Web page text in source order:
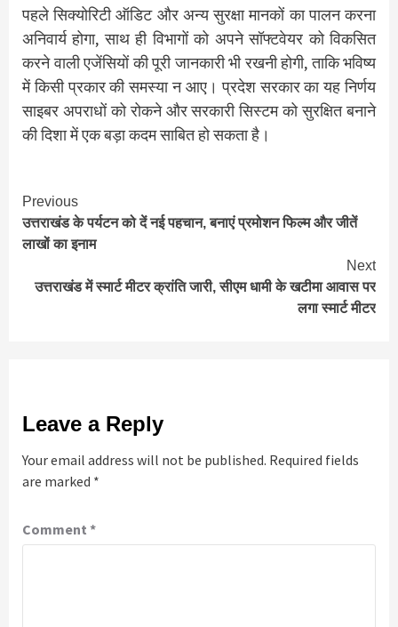
पहले सिक्योरिटी ऑडिट और अन्य सुरक्षा मानकों का पालन करना
अनिवार्य होगा, साथ ही विभागों को अपने सॉफ्टवेयर को विकसित
करने वाली एजेंसियों की पूरी जानकारी भी रखनी होगी, ताकि भविष्य
में किसी प्रकार की समस्या न आए। प्रदेश सरकार का यह निर्णय
साइबर अपराधों को रोकने और सरकारी सिस्टम को सुरक्षित बनाने
की दिशा में एक बड़ा कदम साबित हो सकता है।
Continue
Reading
Previous
उत्तराखंड के पर्यटन को दें नई पहचान, बनाएं प्रमोशन फिल्म और जीतें
लाखों का इनाम
Next
उत्तराखंड में स्मार्ट मीटर क्रांति जारी, सीएम धामी के खटीमा आवास पर
लगा स्मार्ट मीटर
Leave a Reply
Your email address will not be published. Required fields
are marked *
Comment *